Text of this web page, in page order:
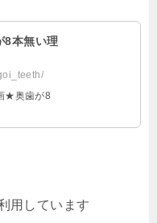
8本無い理
★奥歯が8
用しています